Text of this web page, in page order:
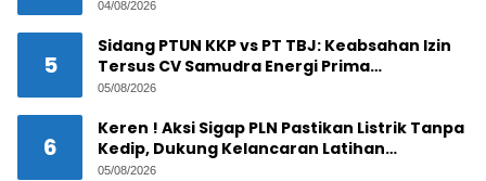
Disembunyikan di Bawah Kerambah, Diduga
04/08/2026
5
Sidang PTUN KKP vs PT TBJ: Keabsahan Izin
Tersus CV Samudra Energi Prima
Dipertanyakan
05/08/2026
6
Keren ! Aksi Sigap PLN Pastikan Listrik Tanpa
Kedip, Dukung Kelancaran Latihan
Terintegrasi Trimatra 2026 di Dabo Singkep
05/08/2026